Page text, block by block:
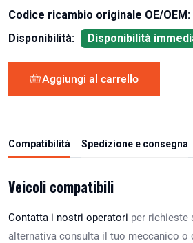
Codice ricambio originale OE/OEM:
Disponibilità:
Disponibilità
Aggiungi al carrello
Compatibilità Spedizione e consegna
Veicoli compatibili
Contatta i nostri operatori per richieste
alternativa consulta il tuo meccanico o